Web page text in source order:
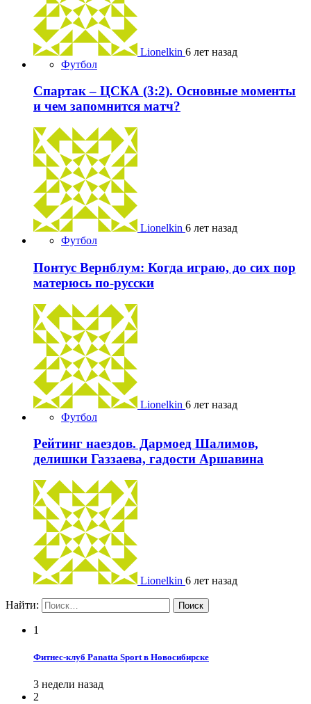
Lionelkin 6 лет назад
Футбол
Спартак – ЦСКА (3:2). Основные моменты
и чем запомнится матч?
Lionelkin 6 лет назад
Футбол
Понтус Вернблум: Когда играю, до сих пор
матерюсь по-русски
Lionelkin 6 лет назад
Футбол
Рейтинг наездов. Дармоед Шалимов,
делишки Газзаева, гадости Аршавина
Lionelkin 6 лет назад
Найти:
1
Фитнес-клуб Panatta Sport в Новосибирске
3 недели назад
2